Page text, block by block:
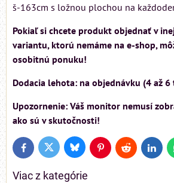
š-163cm s ložnou plochou na
Pokiaľ si chcete produkt objednať v
variantu, ktorú nemáme na e-shop,
osobitnú ponuku!
Dodacia lehota: na objednávku (4 až
Upozornenie: Váš monitor nemusí
ako sú v skutočnosti!
FacebookTwitter BlueskyPinterestReddit
Viac z kategórie